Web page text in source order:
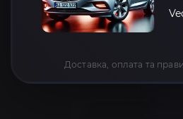
Доставка, оплата та